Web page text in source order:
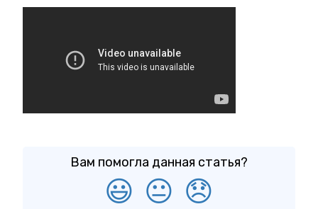
Вам помогла данная статья?
😃 😐 😞